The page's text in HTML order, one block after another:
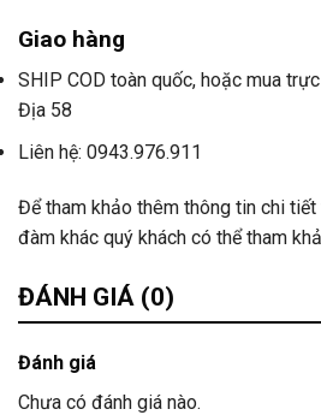
Giao hàng
SHIP COD toàn quốc, hoặc mua
Địa 58
Liên hệ: 0943.976.911
Để tham khảo thêm thông tin chi
đàm khác quý khách có thể tham
ĐÁNH GIÁ (0)
Đánh giá
Chưa có đánh giá nào.